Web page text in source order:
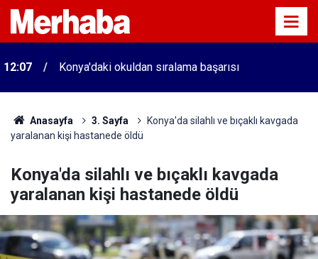
12:07 Konya'daki okuldan sıralama başarısı
Anasayfa 3. Sayfa
Konya'da silahlı ve bıçaklı kavgada
yaralanan kişi hastanede öldü
Konya'da silahlı ve bıçaklı kavgada
yaralanan kişi hastanede öldü